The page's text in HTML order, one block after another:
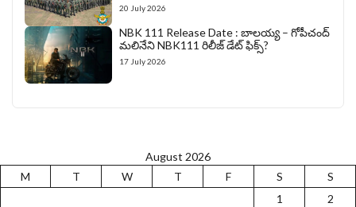
20 July 2026
NBK 111 Release Date : బాలయ్య – గోపీచంద్
మలినేని NBK111 రిలీజ్ డేట్ ఫిక్స్?
17 July 2026
August 2026
M
T W T F S
S
1
2